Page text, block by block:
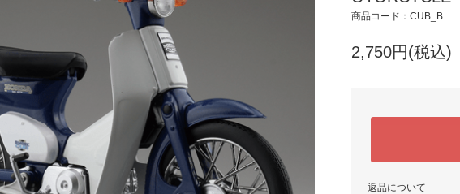
商品コード：CUB_B
2,750円(税込)
返品について